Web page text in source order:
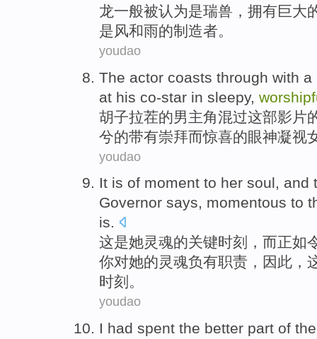
龙一般被认为是瑞兽，拥有巨大
是风和雨的制造者。
youdao
The actor coasts through with a
at his co-star in sleepy,
胡子拉茬的男主角混过这部影片
兮的带有崇拜而惊喜的眼神凝视
youdao
It is of moment to her soul, and
Governor says, momentous to
is.
这是她灵魂的关键时刻 ， 而正如
你对她的灵魂负有职责 ， 因此 ，
时刻。
youdao
I had spent the better part of